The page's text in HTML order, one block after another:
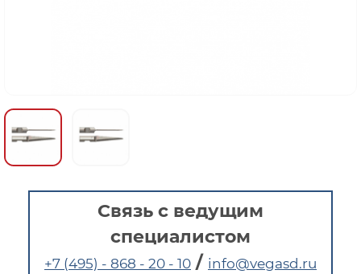
Связь с ведущим
специалистом
+7 (495) - 868 - 20 - 10 / info@vegasd.ru